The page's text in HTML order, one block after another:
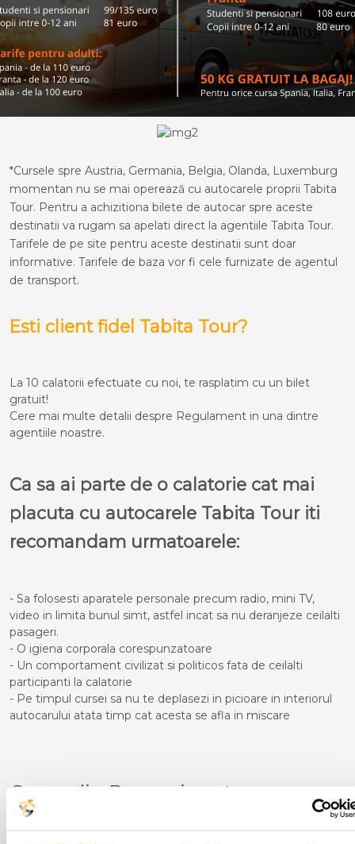
*Cursele spre Austria, Germania, Belgia, Olanda, Luxemburg
momentan nu se mai operează cu autocarele proprii Tabita
Tour. Pentru a achizitiona bilete de autocar spre aceste
destinatii va rugam sa apelati direct la agentiile Tabita Tour.
Tarifele de pe site pentru aceste destinatii sunt doar
informative. Tarifele de baza vor fi cele furnizate de agentul
de transport.
Esti client fidel Tabita Tour?
La 10 calatorii efectuate cu noi, te rasplatim cu un bilet
gratuit!
Cere mai multe detalii despre Regulament in una dintre
agentiile noastre.
Ca sa ai parte de o calatorie cat mai
placuta cu autocarele Tabita Tour iti
recomandam urmatoarele:
- Sa folosesti aparatele personale precum radio, mini TV,
video in limita bunul simt, astfel incat sa nu deranjeze ceilalti
pasageri.
- O igiena corporala corespunzatoare
- Un comportament civilizat si politicos fata de ceilalti
participanti la calatorie
- Pe timpul cursei sa nu te deplasezi in picioare in interiorul
autocarului atata timp cat acesta se afla in miscare
Curse din Romania catre
MALAGA: